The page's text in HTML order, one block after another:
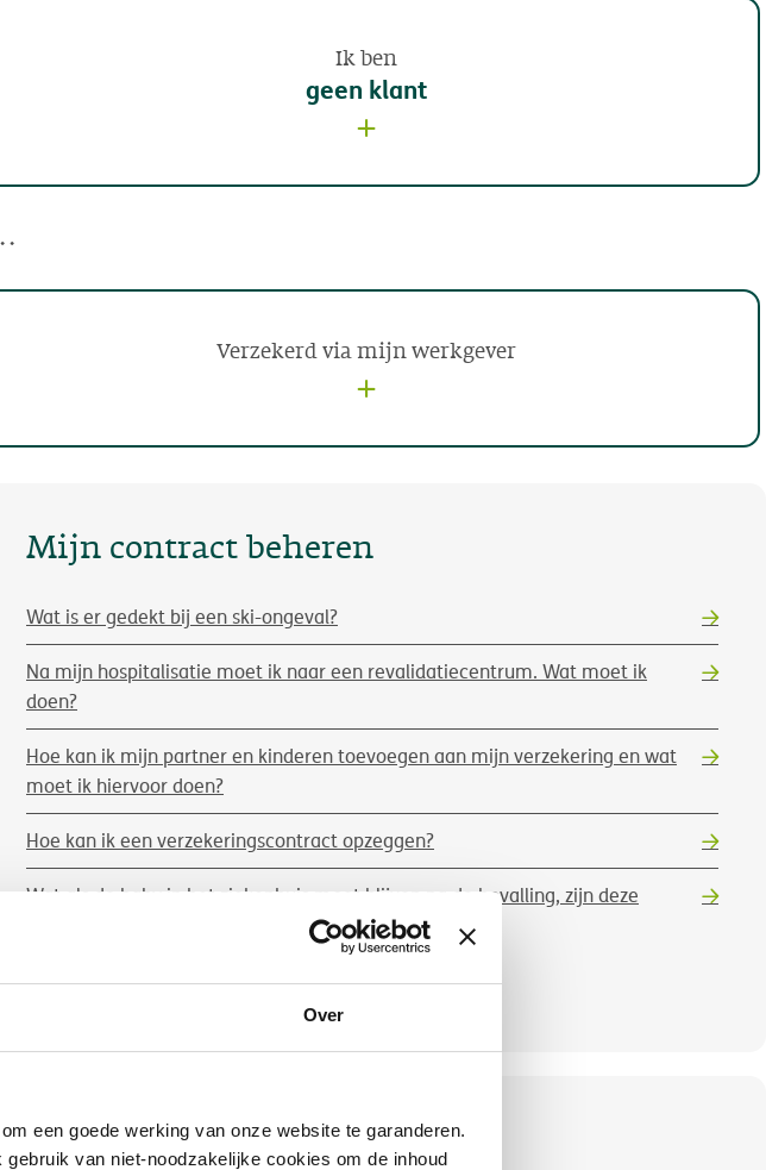
Over
een goede werking van onze website te garanderen.
gebruik van niet-noodzakelijke cookies om de inhoud
Ik ben
geen klant
Verzekerd via mijn werkgever
Mijn contract beheren
Wat is er gedekt bij een ski-ongeval?
Na mijn hospitalisatie moet ik naar een revalidatiecentrum. Wat moet ik
doen?
Hoe kan ik mijn partner en kinderen toevoegen aan mijn verzekering en wat
moet ik hiervoor doen?
Hoe kan ik een verzekeringscontract opzeggen?
Wat als de baby in het ziekenhuis moet blijven na de bevalling, zijn deze
Toon meer
Bijkomende waarborgen